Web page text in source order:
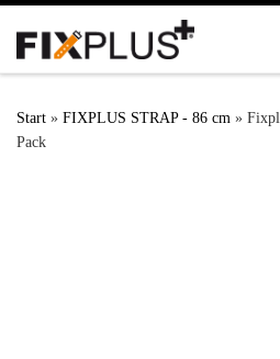
Zum Inhalt springen
Start » FIXPLUS STRAP - 86 cm »
Pack